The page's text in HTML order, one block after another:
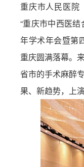
重庆市人民医院
“重庆市中西医
年学术年会暨第
重庆圆满落幕。
省市的手术麻醉
果、新趋势，上